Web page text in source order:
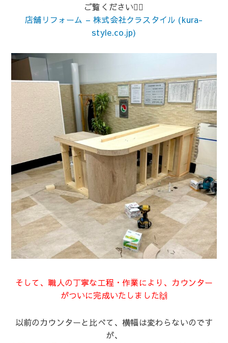
ご覧ください💁‍♀️
店舗リフォーム – 株式会社クラスタイル (kura-
style.co.jp)
そして、職人の丁寧な工程・作業により、カウンター
がついに完成いたしました🙌
以前のカウンターと比べて、横幅は変わらないのです
が、